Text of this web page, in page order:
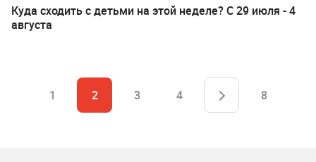
Куда сходить с детьми на этой неделе? С 29 июля - 4
августа
1 2 3 4 8